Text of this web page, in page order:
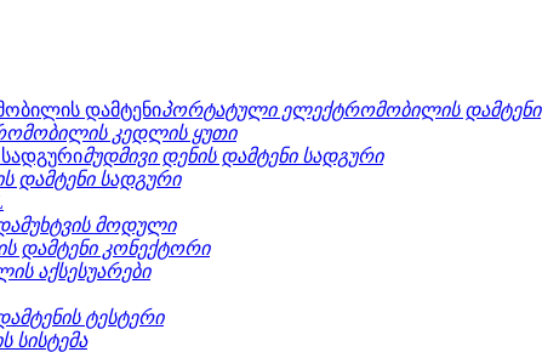
პორტატული ელექტრომობილის დამტენი
კედლის ყუთი
მუდმივი დენის დამტენი სადგური
დამტენი სადგური
მოდული
დამტენი კონექტორი
აქსესუარები
ტესტერი
სისტემა